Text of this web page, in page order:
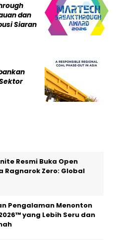
dan
Siaran
Resmi Buka Open
Ragnarok Zero: Global
Pengalaman Menonton
yang Lebih Seru dan